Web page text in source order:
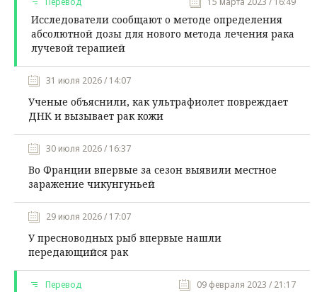
Исследователи сообщают о методе определения
абсолютной дозы для нового метода лечения рака
лучевой терапией
31 июля 2026 / 14:07
Ученые объяснили, как ультрафиолет повреждает
ДНК и вызывает рак кожи
30 июля 2026 / 16:37
Во Франции впервые за сезон выявили местное
заражение чикунгуньей
29 июля 2026 / 17:07
У пресноводных рыб впервые нашли
передающийся рак
Перевод 09 февраля 2023 / 21:17